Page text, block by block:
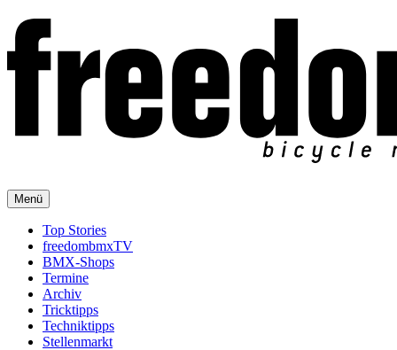
Menü
Top Stories
freedombmxTV
BMX-Shops
Termine
Archiv
Tricktipps
Techniktipps
Stellenmarkt